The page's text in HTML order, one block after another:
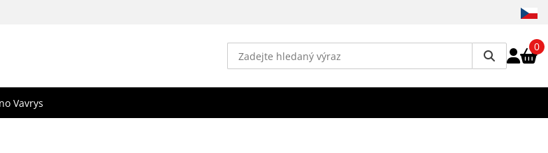
0
Vavrys